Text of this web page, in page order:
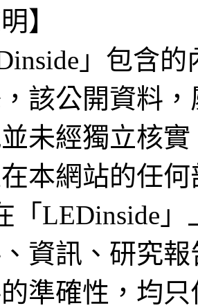
】
」包含
該公開資料
未經獨立核
本網站的任
「LEDinside
資訊、研究
準確性，均